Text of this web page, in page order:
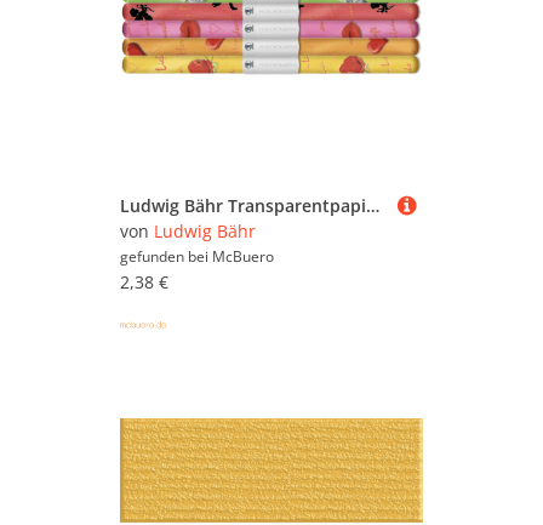
Ludwig Bähr Transparentpapier Rolle 115g/qm 50x61cm Amore 5 Motive sor
von Ludwig Bähr
gefunden bei McBuero
2,38 €